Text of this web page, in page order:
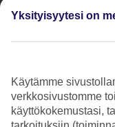
Yksityisyytesi on
Käytämme
verkkosivustomme
käyttökokemustasi,